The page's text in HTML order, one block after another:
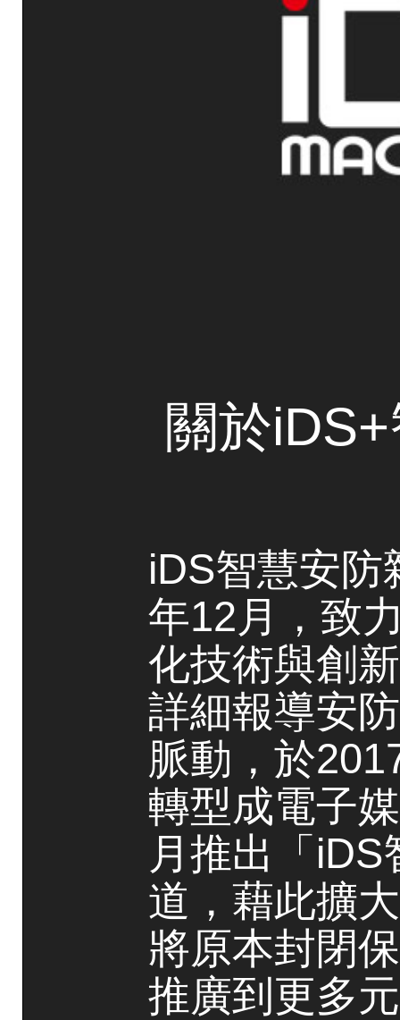
關於
iDS智慧安防
年12月，致
化技術與創
詳細報導安
脈動，於
轉型成電子
月推出「
道，藉此擴
將原本封閉
推廣到更多